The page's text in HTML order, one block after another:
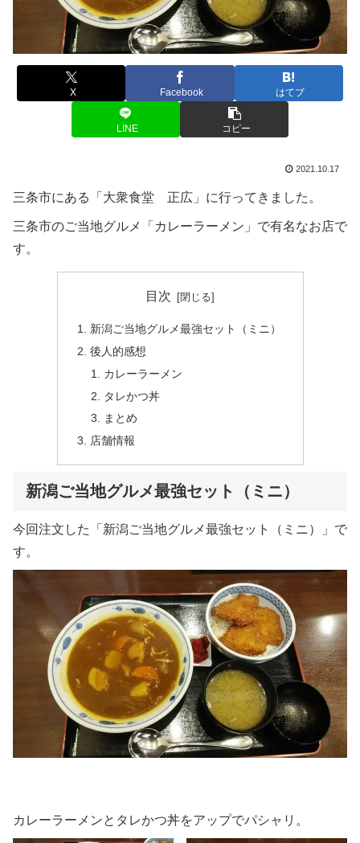
X Facebook はてブ
LINE コピー
2021.10.17
三条市にある「大衆食堂 正広」に行ってきました。
三条市のご当地グルメ「カレーラーメン」で有名なお店で
す。
目次
新潟ご当地グルメ最強セット（ミニ）
後人的感想
カレーラーメン
タレかつ丼
まとめ
店舗情報
新潟ご当地グルメ最強セット（ミニ）
今回注文した「新潟ご当地グルメ最強セット（ミニ）」で
す。
カレーラーメンとタレかつ丼をアップでパシャリ。